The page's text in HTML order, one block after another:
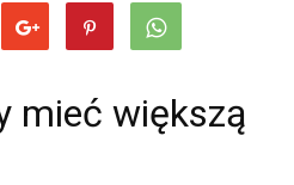
mieć większą